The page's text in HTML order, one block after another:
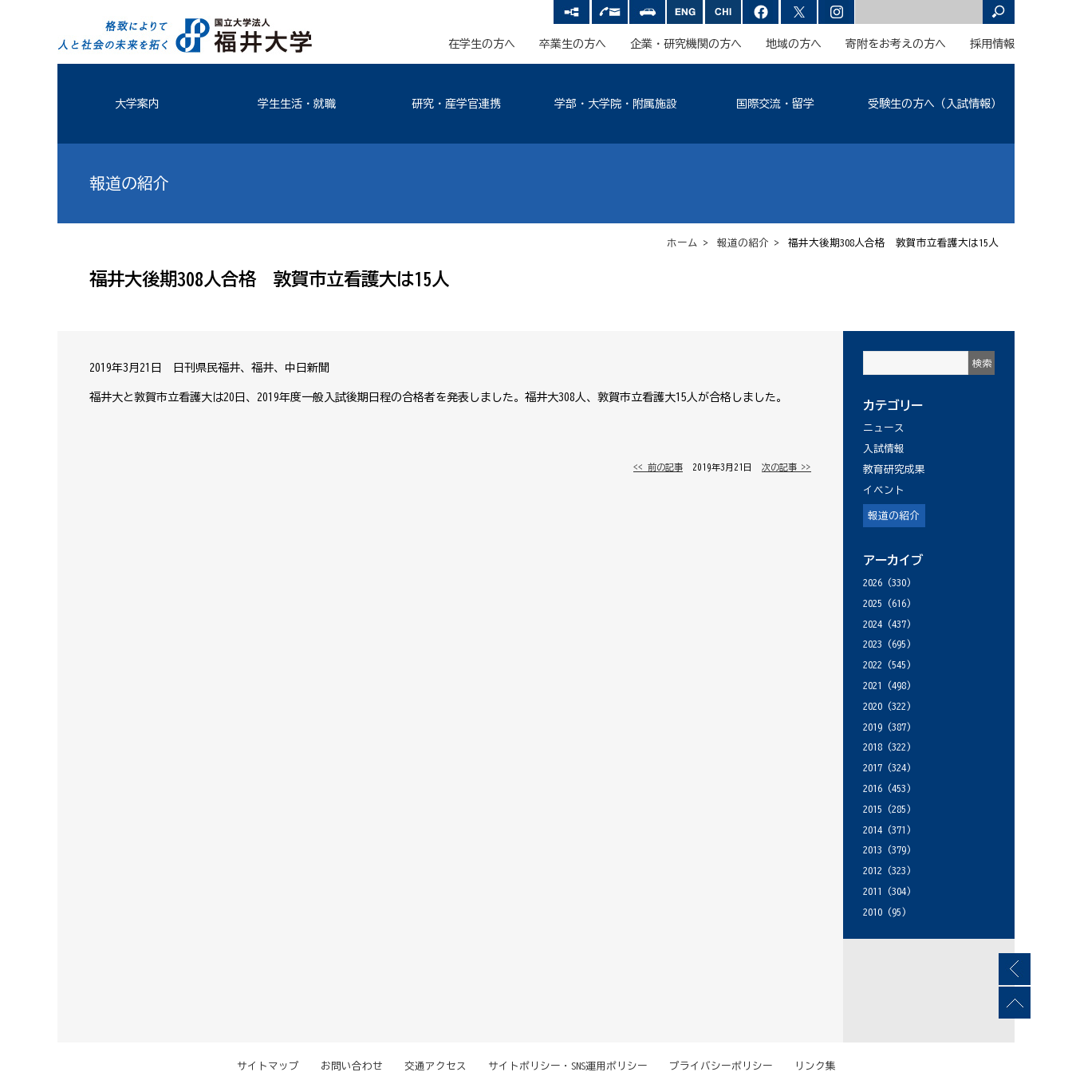
在学生の方へ 卒業生の方へ 企業・研究機関の方へ 地域の方へ 寄附をお考えの方へ 採用情報
大学案内 学生生活・就職 研究・産学官連携 学部・大学院・附属施設 国際交流・留学 受験生の方へ（入試情報）
報道の紹介
ホーム > 報道の紹介 > 福井大後期308人合格 敦賀市立看護大は15人
福井大後期308人合格 敦賀市立看護大は15人
2019年3月21日 日刊県民福井、福井、中日新聞
福井大と敦賀市立看護大は20日、2019年度一般入試後期日程の合格者を発表しました。福井大308人、敦賀市立看護大15人が合格しました。
<< 前の記事 │ 2019年3月21日 │ 次の記事 >>
カテゴリー
ニュース
入試情報
教育研究成果
イベント
報道の紹介
アーカイブ
2026 (330)
2025 (616)
2024 (437)
2023 (695)
2022 (545)
2021
(498)
2020 (322)
2019 (387)
2018 (322)
2017 (324)
2016 (453)
2015 (285)
2014 (371)
2013 (379)
2012 (323)
2011
(304)
2010 (95)
サイトマップ お問い合わせ 交通アクセス サイトポリシー・SNS運用ポリシー プライバシーポリシー リンク集